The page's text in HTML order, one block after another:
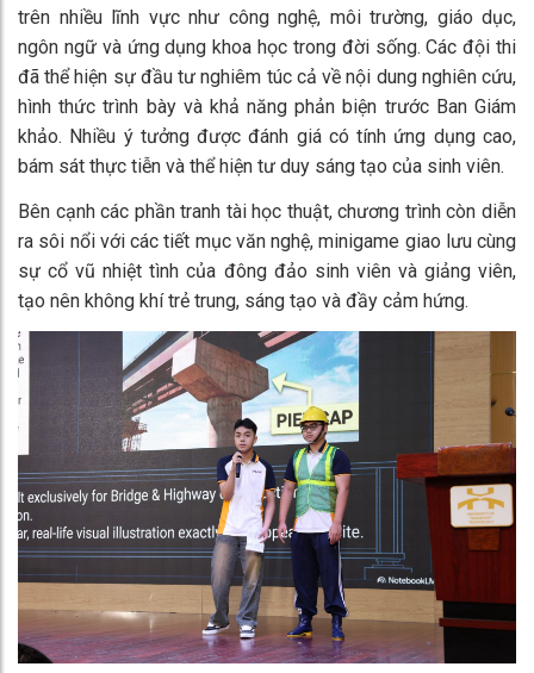
trên nhiều lĩnh vực như công nghệ, môi trường, giáo dục,
ngôn ngữ và ứng dụng khoa học trong đời sống. Các đội thi
đã thể hiện sự đầu tư nghiêm túc cả về nội dung nghiên cứu,
hình thức trình bày và khả năng phản biện trước Ban Giám
khảo. Nhiều ý tưởng được đánh giá có tính ứng dụng cao,
bám sát thực tiễn và thể hiện tư duy sáng tạo của sinh viên.
Bên cạnh các phần tranh tài học thuật, chương trình còn diễn
ra sôi nổi với các tiết mục văn nghệ, minigame giao lưu cùng
sự cổ vũ nhiệt tình của đông đảo sinh viên và giảng viên,
tạo nên không khí trẻ trung, sáng tạo và đầy cảm hứng.